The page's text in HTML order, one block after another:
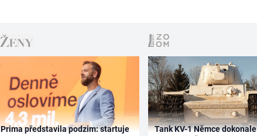
Prima představila podzim: startuje Tank KV-1 Němce dokonale